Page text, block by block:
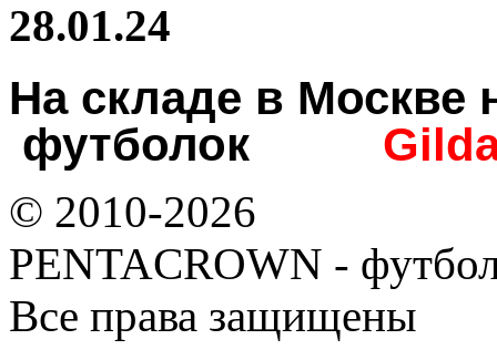
28.01.24
На складе в
футболок
© 2010-2026
PENTACROWN -
Все права защищены